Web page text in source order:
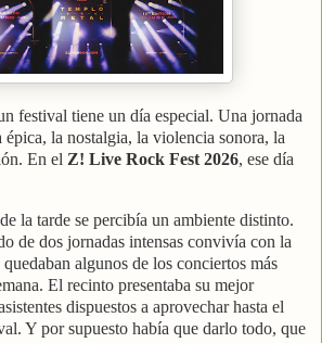
festival tiene un día especial. Una jornada
épica, la nostalgia, la violencia sonora, la
En el Z! Live Rock Fest 2026, ese día
la tarde se percibía un ambiente distinto.
de dos jornadas intensas convivía con la
algunos de los conciertos más
El recinto presentaba su mejor
dispuestos a aprovechar hasta el
Y por supuesto había que darlo todo, que